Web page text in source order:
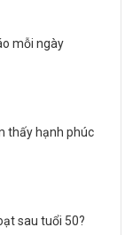
mỗi ngày
thấy hạnh phúc
sau tuổi 50?